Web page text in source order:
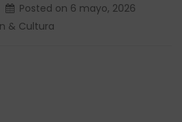
Posted on 6 mayo, 2026
& Cultura